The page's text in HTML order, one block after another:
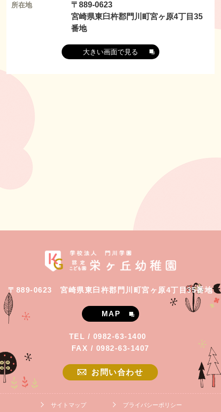
所在地
〒889-0623
宮崎県東臼杵郡門川町宮ヶ原4丁目35
番地
大きい画面で見る
〒889-0623 宮崎県東臼杵郡門川町宮ヶ原4丁目35番地
MAP
TEL / 0982-63-1400
FAX / 0982-63-1407
お問い合わせ
サイトマップ プライバシーポリシー